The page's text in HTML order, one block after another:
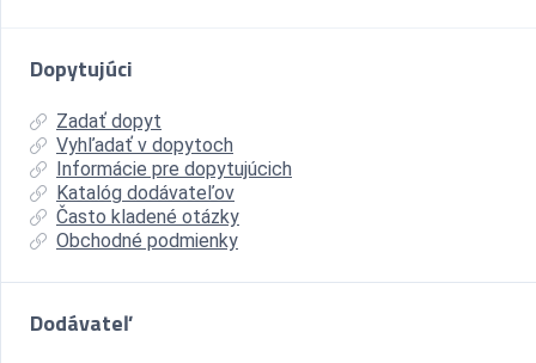
Dopytujúci
Zadať dopyt
Vyhľadať v dopytoch
Informácie pre dopytujúcich
Katalóg dodávateľov
Často kladené otázky
Obchodné podmienky
Dodávateľ